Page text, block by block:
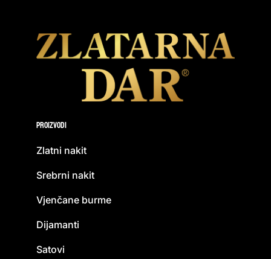
Proizvodi
Zlatni nakit
Srebrni nakit
Vjenčane burme
Dijamanti
Satovi